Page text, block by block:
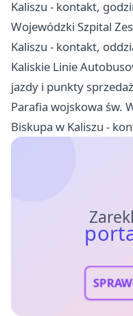
Kaliszu - kontakt,
Wojewódzki Szpital
Kaliszu - kontakt,
Kaliskie Linie
jazdy i punkty
Parafia wojskowa św.
Biskupa w Kaliszu -